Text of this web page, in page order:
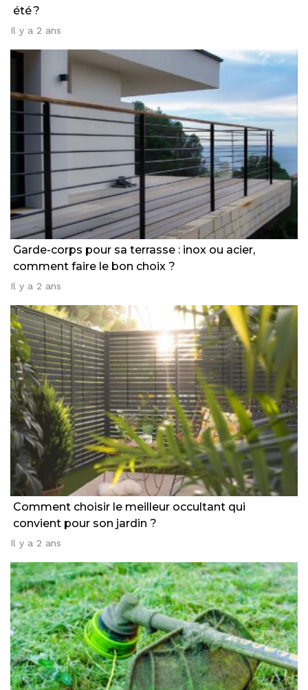
été ?
Il y a 2 ans
Garde-corps pour sa terrasse : inox ou acier,
comment faire le bon choix ?
Il y a 2 ans
Comment choisir le meilleur occultant qui
convient pour son jardin ?
Il y a 2 ans